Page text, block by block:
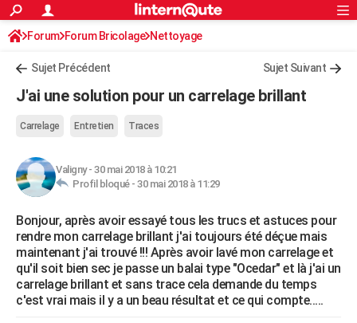
ACTUALITÉS
Politique
Société
Faits Divers
Education
Monde
Villes
+
Essais
Réserver un essai
Citadines
Berlines
SUV
Forum auto
+HIGH-TECH
BRICOLAGE
Forum
Aménagement intérieur
Extérieur
Cuisine
Salle de bains
Jardinage
Rangement
WEEK-END
Guides de France
Escapades
Patrimoine
Expositions
Musées
Week-end nature
+LIFESTYLE
Art de vivre
Bien-être
Loisirs
Mode
Modes de vie
S'inscrire
Connexion
Forum Forum Bricolage Nettoyage
Sujet Précédent Sujet Suivant
J'ai une solution pour un carrelage brillant
Carrelage Entretien Traces
Valigny- 30 mai 2018 à 10:21
Profil bloqué - 30 mai 2018 à 11:29
Bonjour, après avoir essayé tous les trucs et astuces pour
rendre mon carrelage brillant j'ai toujours été déçue mais
maintenant j'ai trouvé !!! Après avoir lavé mon carrelage et
qu'il soit bien sec je passe un balai type "Ocedar" et là j'ai un
carrelage brillant et sans trace cela demande du temps
c'est vrai mais il y a un beau résultat et ce qui compte.....